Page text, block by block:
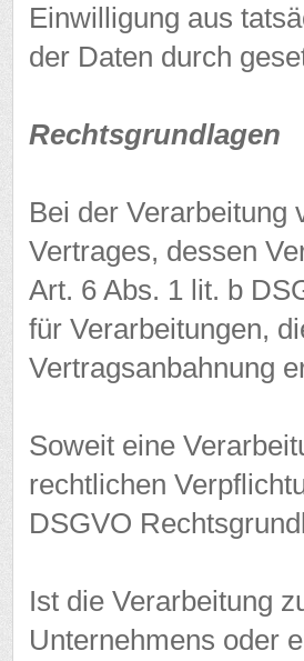
Einwilligung aus
der Daten durch
Rechtsgrundlagen
Bei der Verarbeitung
Vertrages, dessen
Art. 6 Abs. 1 lit. b
für Verarbeitungen,
Vertragsanbahnung
Soweit eine
rechtlichen
DSGVO
Ist die Verarbeitung
Unternehmens oder